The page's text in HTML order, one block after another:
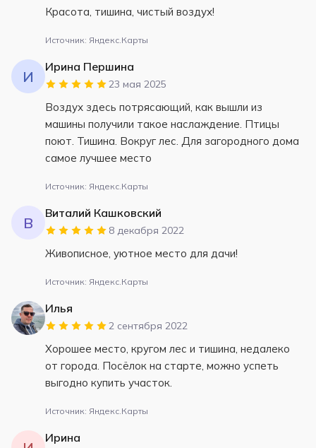
Красота, тишина, чистый воздух!
Источник: Яндекс.Карты
И
Ирина Першина
23 мая 2025
Воздух здесь потрясающий, как вышли из
машины получили такое наслаждение. Птицы
поют. Тишина. Вокруг лес. Для загородного дома
самое лучшее место
Источник: Яндекс.Карты
В
Виталий Кашковский
8 декабря 2022
Живописное, уютное место для дачи!
Источник: Яндекс.Карты
Илья
2 сентября 2022
Хорошее место, кругом лес и тишина, недалеко
от города. Посёлок на старте, можно успеть
выгодно купить участок.
Источник: Яндекс.Карты
Ирина